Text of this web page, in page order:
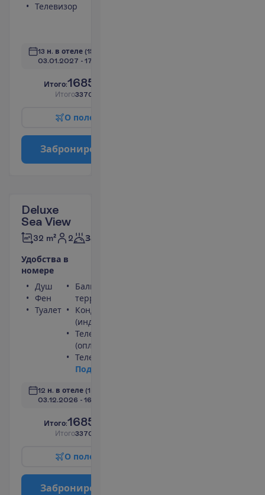
Телевизор
13 н. в отеле (15 н. всего)
03.01.2027 - 17.01.2027
Итого:1685.00
Итого3370.00
О поле
Заброниро
Deluxe
Sea View
32 m² 2 Завтраки
Удобства в
номере
Душ
Фен
Туалет
Балкон или
терраса
Кондиционер
(индивидуальный)
Телефон
(оплачивается)
Телевизор
Под
12 н. в отеле (14 н. всего)
03.12.2026 - 16.12.2026
Итого:1685.00
Итого3370.00
О поле
Заброниро